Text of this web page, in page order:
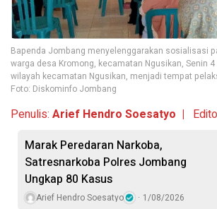
Bapenda Jombang menyelenggarakan sosialisasi
warga desa Kromong, kecamatan Ngusikan, Senin
wilayah kecamatan Ngusikan, menjadi tempat
Foto: Diskominfo Jombang
Penulis: Arief Hendro Soesatyo |
Marak Peredaran Narkoba,
Satresnarkoba Polres Jombang
Ungkap 80 Kasus
Arief Hendro Soesatyo 1/08/2026